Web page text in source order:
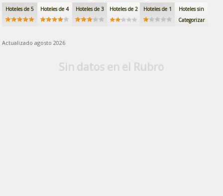
Hoteles de 5 Hoteles de 4 Hoteles de 3 Hoteles de 2 Hoteles de 1
Hoteles sin
Categorizar
Actualizado agosto 2026
Sin datos en el Rubro